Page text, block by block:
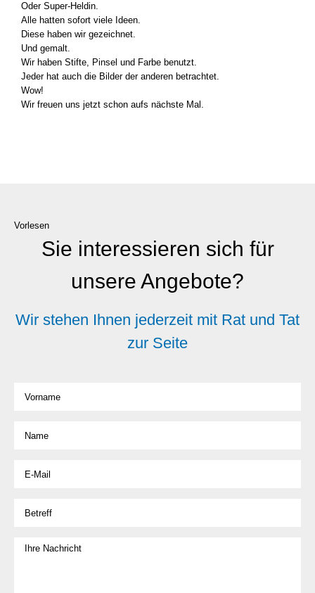
Oder Super-Heldin.
Alle hat­ten sofort vie­le Ideen.
Die­se haben wir gezeich­net.
Und gemalt.
Wir haben Stif­te, Pin­sel und Far­be benutzt.
Jeder hat auch die Bil­der der ande­ren betrach­tet.
Wow!
Wir freu­en uns jetzt schon aufs nächs­te Mal.
Vorlesen
Sie interessieren sich für
unsere Angebote?
Wir stehen Ihnen jederzeit mit Rat und Tat
zur Seite